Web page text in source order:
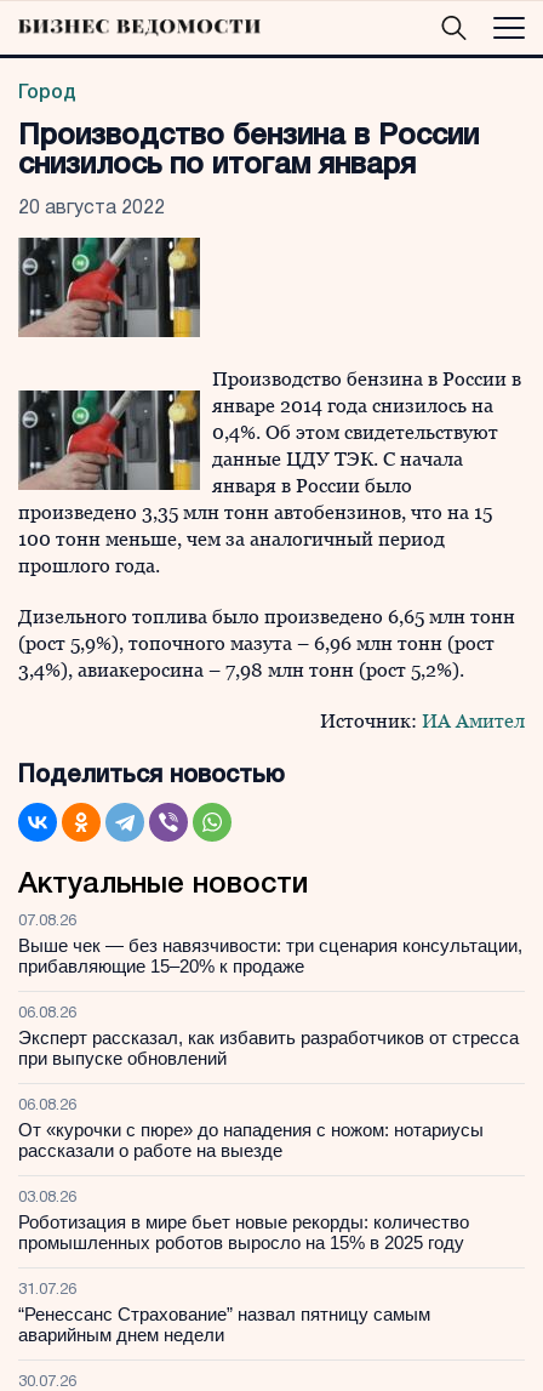
Город
Производство бензина в России
снизилось по итогам января
20 августа 2022
Производство бензина в России в
январе 2014 года снизилось на
0,4%. Об этом свидетельствуют
данные ЦДУ ТЭК. С начала
января в России было
произведено 3,35 млн тонн автобензинов, что на 15
100 тонн меньше, чем за аналогичный период
прошлого года.
Дизельного топлива было произведено 6,65 млн тонн
(рост 5,9%), топочного мазута – 6,96 млн тонн (рост
3,4%), авиакеросина – 7,98 млн тонн (рост 5,2%).
Источник: ИА Амител
Поделиться новостью
Актуальные новости
07.08.26
Выше чек — без навязчивости: три сценария консультации,
прибавляющие 15–20% к продаже
06.08.26
Эксперт рассказал, как избавить разработчиков от стресса
при выпуске обновлений
06.08.26
От «курочки с пюре» до нападения с ножом: нотариусы
рассказали о работе на выезде
03.08.26
Роботизация в мире бьет новые рекорды: количество
промышленных роботов выросло на 15% в 2025 году
31.07.26
“Ренессанс Страхование” назвал пятницу самым
аварийным днем недели
30.07.26